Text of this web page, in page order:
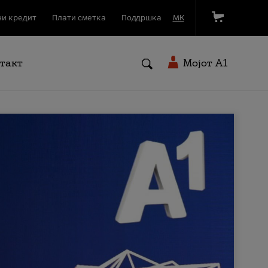
кредит Плати сметка Поддршка МК
Мојот A1